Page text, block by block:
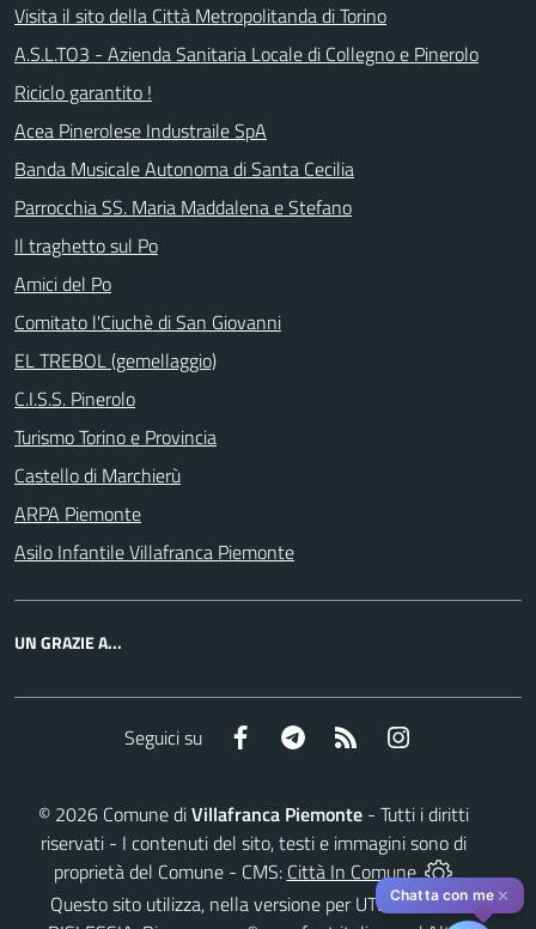
Visita il sito della Città Metropolitanda di Torino
A.S.L.TO3 - Azienda Sanitaria Locale di Collegno e Pinerolo
Riciclo garantito !
Acea Pinerolese Industraile SpA
Banda Musicale Autonoma di Santa Cecilia
Parrocchia SS. Maria Maddalena e Stefano
Il traghetto sul Po
Amici del Po
Comitato l'Ciuchè di San Giovanni
EL TREBOL (gemellaggio)
C.I.S.S. Pinerolo
Turismo Torino e Provincia
Castello di Marchierù
ARPA Piemonte
Asilo Infantile Villafranca Piemonte
UN GRAZIE A...
Seguici su Facebook Telegram RSS
© 2026 Comune diVillafranca Piemonte - Tutti i diritti
riservati - I contenuti del sito, testi e immagini sono di
proprietà del Comune - CMS: Città In Comune
Questo sito utilizza, nella versione per UTENTI CON
Chatta con me ✕